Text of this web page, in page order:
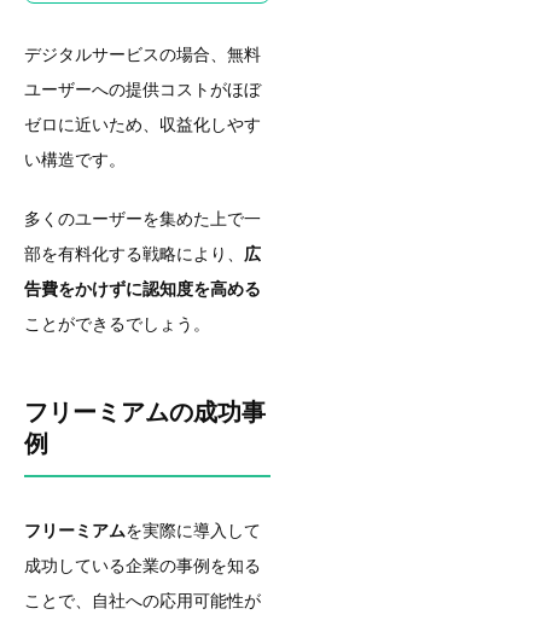
デジタルサービスの場合、無料
ユーザーへの提供コストがほぼ
ゼロに近いため、収益化しやす
い構造です。
多くのユーザーを集めた上で一
部を有料化する戦略により、 広
告費をかけずに認知度を高める
ことができるでしょう。
フリーミアムの成功事
例
フリーミアムを実際に導入して
成功している企業の事例を知る
ことで、自社への応用可能性が